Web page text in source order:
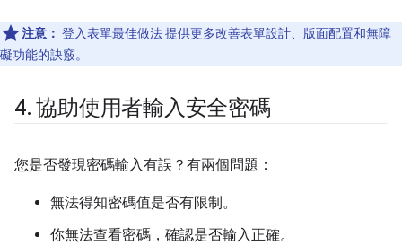
注意： 登入表單最佳做法提供更多改善表單設計、版面配置和無障
礙功能的訣竅。
4. 協助使用者輸入安全密碼
您是否發現密碼輸入有誤？有兩個問題：
無法得知密碼值是否有限制。
你無法查看密碼，確認是否輸入正確。